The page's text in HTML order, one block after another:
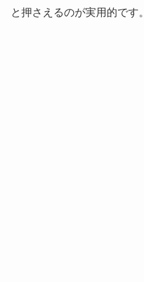
と押さえるのが実用的です。